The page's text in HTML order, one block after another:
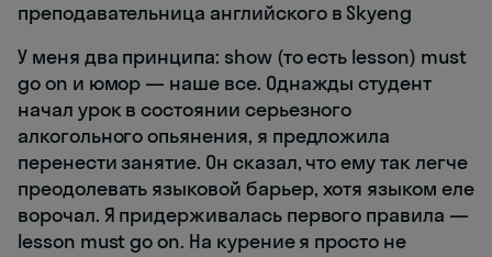
преподавательница английского в Skyeng
У меня два принципа: show (то есть lesson) must
go on и юмор — наше все. Однажды студент
начал урок в состоянии серьезного
алкогольного опьянения, я предложила
перенести занятие. Он сказал, что ему так легче
преодолевать языковой барьер, хотя языком еле
ворочал. Я придерживалась первого правила —
lesson must go on. На курение я просто не